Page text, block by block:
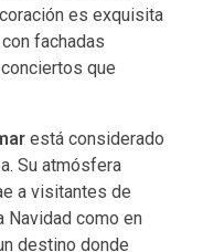
es exquisita
fachadas
que
está considerado
Su atmósfera
a visitantes de
Navidad como en
destino donde